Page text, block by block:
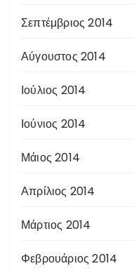
Σεπτέμβριος 2014
Αύγουστος 2014
Ιούλιος 2014
Ιούνιος 2014
Μάιος 2014
Απρίλιος 2014
Μάρτιος 2014
Φεβρουάριος 2014